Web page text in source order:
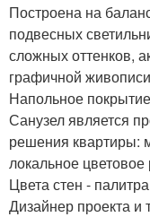
Построена на
подвесных
сложных оттенков,
графичной
Напольное
Санузел является
решения квартиры:
локальное
Цвета стен -
Дизайнер проекта и